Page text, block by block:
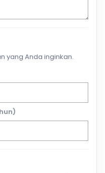
yang Anda inginkan.